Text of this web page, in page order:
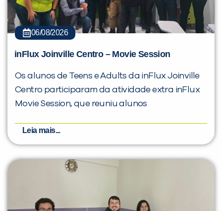
06/08/2026
inFlux Joinville Centro – Movie Session
Os alunos de Teens e Adults da inFlux Joinville
Centro participaram da atividade extra inFlux
Movie Session, que reuniu alunos
Leia mais...